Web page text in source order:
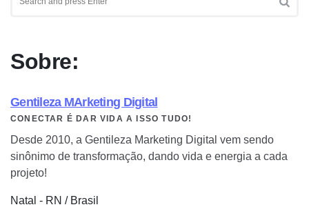
Sobre:
Gentileza MArketing Digital
CONECTAR É DAR VIDA A ISSO TUDO!
Desde 2010, a Gentileza Marketing Digital vem sendo
sinônimo de transformação, dando vida e energia a cada
projeto!
Natal - RN / Brasil